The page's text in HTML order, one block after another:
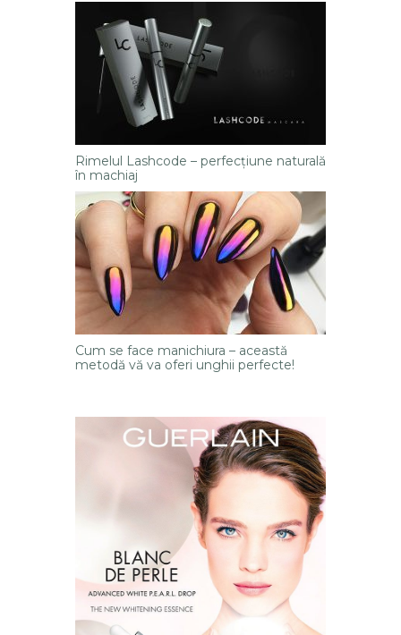
Rimelul Lashcode – perfecţiune naturală
în machiaj
Cum se face manichiura – această
metodă vă va oferi unghii perfecte!